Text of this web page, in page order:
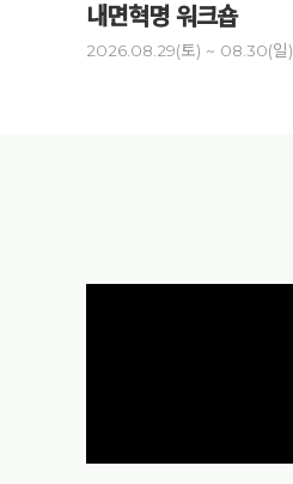
내면혁명 워크숍
2026.08.29(토) ~ 08.30(일)